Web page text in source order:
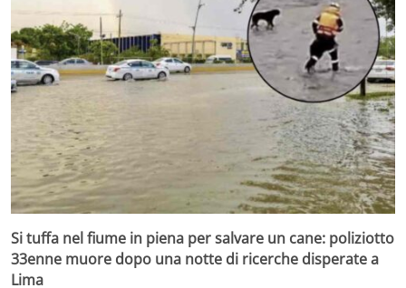
Si tuffa nel fiume in piena per salvare un cane: poliziotto
33enne muore dopo una notte di ricerche disperate a
Lima